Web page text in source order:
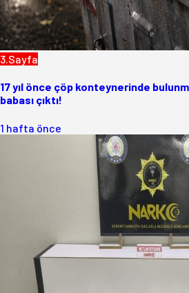
3.Sayfa
17 yıl önce çöp konteynerinde
babası çıktı!
1 hafta önce